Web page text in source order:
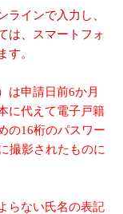
ラインで入力し、
は、
スマートフォ
す。
は申請日前6か月
に代えて電子戸籍
の16桁のパスワー
撮影されたものに
らない氏名の表記